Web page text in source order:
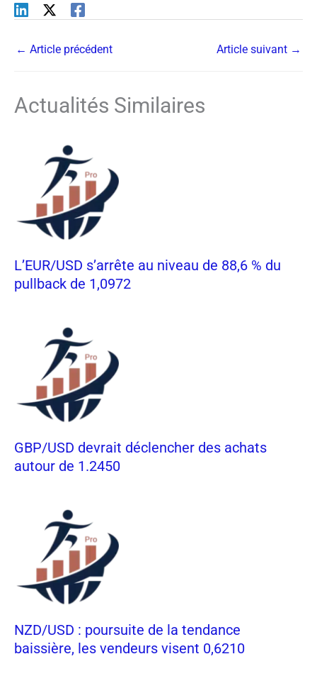
← Article précédent Article suivant →
Actualités Similaires
L’EUR/USD s’arrête au niveau de 88,6 % du
pullback de 1,0972
GBP/USD devrait déclencher des achats
autour de 1.2450
NZD/USD : poursuite de la tendance
baissière, les vendeurs visent 0,6210